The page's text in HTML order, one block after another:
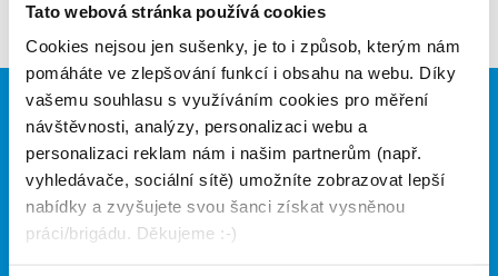
Tato webová stránka používá cookies
Cookies nejsou jen sušenky, je to i způsob, kterým nám
pomáháte ve zlepšování funkcí i obsahu na webu. Díky
vašemu souhlasu s využíváním cookies pro měření
návštěvnosti, analýzy, personalizaci webu a
personalizaci reklam nám i našim partnerům (např.
vyhledávače, sociální sítě) umožníte zobrazovat lepší
nabídky a zvyšujete svou šanci získat vysněnou
práci/brigádu. Děkujeme :-)
Brigádníci
Články
Hledané brigády
Firmy
Vložit inzerát
Ceník
Propagace